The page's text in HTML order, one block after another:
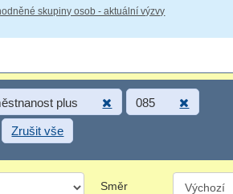
skupiny osob - aktuální výzvy
plus 085
Zrušit vše
Směr